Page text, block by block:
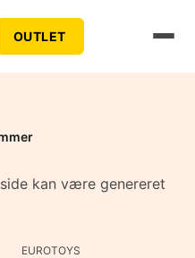
OUTLET
kan være genereret
EUROTOYS